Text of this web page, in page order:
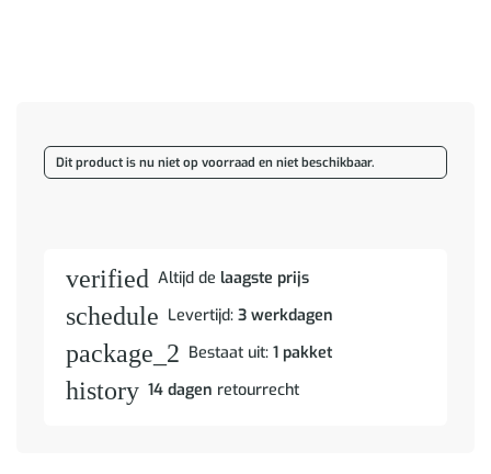
Dit product is nu niet op voorraad en niet beschikbaar.
verified Altijd de laagste prijs
schedule Levertijd: 3 werkdagen
package_2 Bestaat uit: 1 pakket
history 14 dagen retourrecht